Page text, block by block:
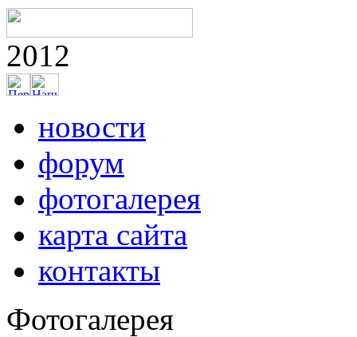
2012
новости
форум
фотогалерея
карта сайта
контакты
Фотогалерея